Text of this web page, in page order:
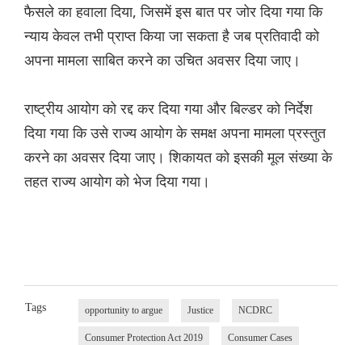
फैसले का हवाला दिया, जिसमें इस बात पर जोर दिया गया कि
न्याय केवल तभी प्राप्त किया जा सकता है जब प्रतिवादी को
अपना मामला साबित करने का उचित अवसर दिया जाए।
राष्ट्रीय आयोग को रद्द कर दिया गया और बिल्डर को निर्देश
दिया गया कि उसे राज्य आयोग के समक्ष अपना मामला प्रस्तुत
करने का अवसर दिया जाए। शिकायत को इसकी मूल संख्या के
तहत राज्य आयोग को भेज दिया गया।
Tags opportunity to argue Justice NCDRC
Consumer Protection Act 2019 Consumer Cases